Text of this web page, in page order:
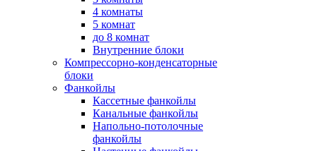
4 комнаты
5 комнат
до 8 комнат
Внутренние блоки
Компрессорно-конденсаторные
блоки
Фанкойлы
Кассетные фанкойлы
Канальные фанкойлы
Напольно-потолочные
фанкойлы